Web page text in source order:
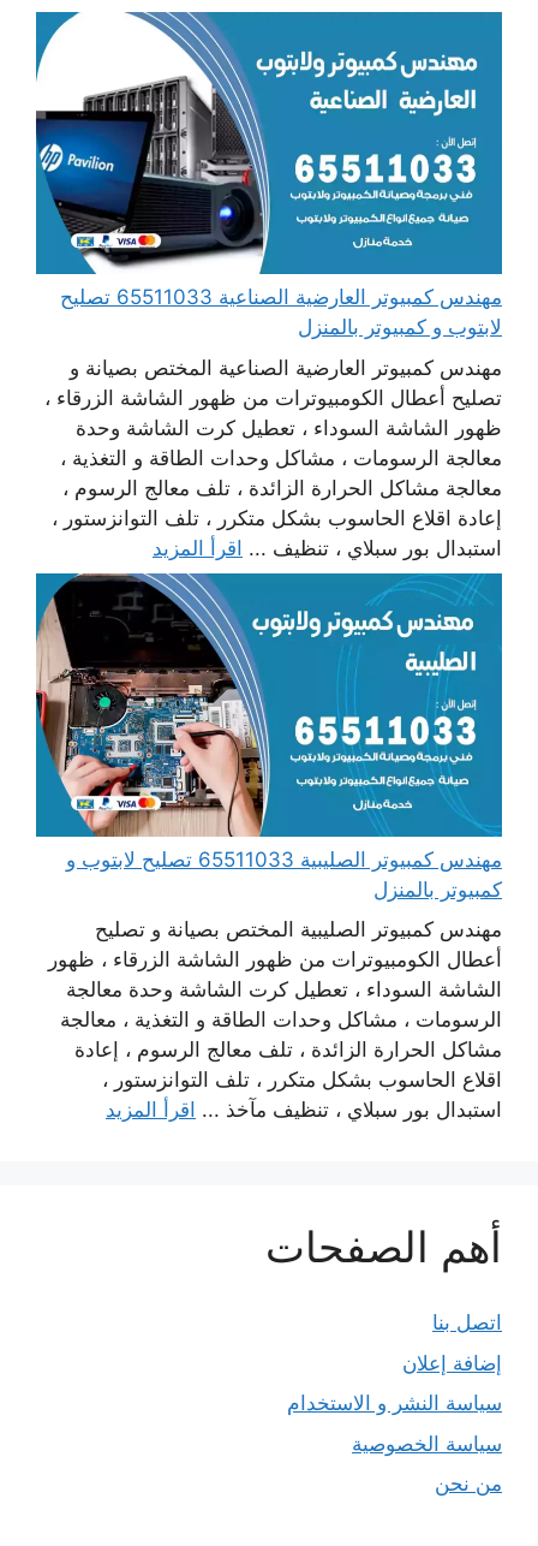
مهندس كمبيوتر العارضية الصناعية 65511033 تصليح
لابتوب و كمبيوتر بالمنزل
مهندس كمبيوتر العارضية الصناعية المختص بصيانة و
تصليح أعطال الكومبيوترات من ظهور الشاشة الزرقاء ،
ظهور الشاشة السوداء ، تعطيل كرت الشاشة وحدة
معالجة الرسومات ، مشاكل وحدات الطاقة و التغذية ،
معالجة مشاكل الحرارة الزائدة ، تلف معالج الرسوم ،
إعادة اقلاع الحاسوب بشكل متكرر ، تلف التوانزستور ،
استبدال بور سبلاي ، تنظيف ... اقرأ المزيد
مهندس كمبيوتر الصليبية 65511033 تصليح لابتوب و
كمبيوتر بالمنزل
مهندس كمبيوتر الصليبية المختص بصيانة و تصليح
أعطال الكومبيوترات من ظهور الشاشة الزرقاء ، ظهور
الشاشة السوداء ، تعطيل كرت الشاشة وحدة معالجة
الرسومات ، مشاكل وحدات الطاقة و التغذية ، معالجة
مشاكل الحرارة الزائدة ، تلف معالج الرسوم ، إعادة
اقلاع الحاسوب بشكل متكرر ، تلف التوانزستور ،
استبدال بور سبلاي ، تنظيف مآخذ ... اقرأ المزيد
أهم الصفحات
اتصل بنا
إضافة إعلان
سياسة النشر و الاستخدام
سياسة الخصوصية
من نحن